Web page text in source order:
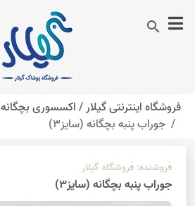
search
فروشگاه اینترنتی گیلار /اکسسوری بچگانه
جوراب پنبه بچگانه (سایز3)
فروشنده: فروشگاه گیلار
جوراب پنبه بچگانه (سایز3)